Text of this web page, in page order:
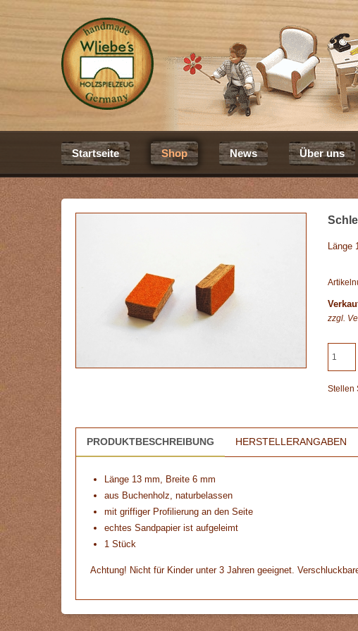
Startseite Shop News Über uns
Länge
zzgl.
Stellen
PRODUKTBESCHREIBUNG HERSTELLERANGABEN
Länge 13 mm, Breite 6 mm
aus Buchenholz, naturbelassen
mit griffiger Profilierung an den Seite
echtes Sandpapier ist aufgeleimt
1 Stück
Achtung! Nicht für Kinder unter 3 Jahren geeignet.